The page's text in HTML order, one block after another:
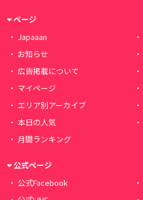
ページ
Japaaan
お知らせ
広告掲載について
マイページ
エリア別アーカイブ
本日の人気
月間ランキング
公式ページ
公式Facebook